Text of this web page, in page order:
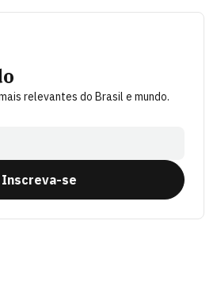
relevantes do Brasil e mundo.
Inscreva-se